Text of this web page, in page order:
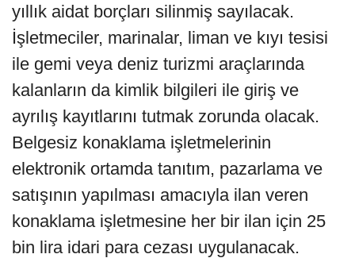
yıllık aidat borçları silinmiş sayılacak.
İşletmeciler, marinalar, liman ve kıyı tesisi
ile gemi veya deniz turizmi araçlarında
kalanların da kimlik bilgileri ile giriş ve
ayrılış kayıtlarını tutmak zorunda olacak.
Belgesiz konaklama işletmelerinin
elektronik ortamda tanıtım, pazarlama ve
satışının yapılması amacıyla ilan veren
konaklama işletmesine her bir ilan için 25
bin lira idari para cezası uygulanacak.